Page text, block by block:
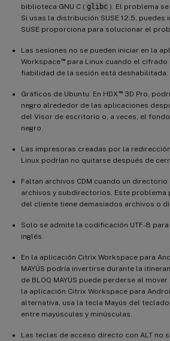
biblioteca GNU C ( glibc ). El problema
Si usas la distribución SUSE 12.5, puedes
SUSE proporciona para solucionar el
Las sesiones no se pueden iniciar en la
Workspace™para Linux cuando el cifrado
fiabilidad de la sesión está deshabilitada.
Gráficos de Ubuntu: En HDX ™3D Pro,
negro alrededor de las aplicaciones
del Visor de escritorio o, a veces, el
negro.
Las impresoras creadas por la
Linux podrían no quitarse después de
Faltan archivos CDM cuando un
archivos y subdirectorios. Este
del cliente tiene demasiados archivos o
Solo se admite la codificación UTF-8
inglés.
En la aplicación Citrix Workspace para
MAYÚS podría invertirse durante la
de BLOQ MAYÚS puede perderse al
la aplicación Citrix Workspace para
alternativa, usa la tecla Mayús del
entre mayúsculas y minúsculas.
Las teclas de acceso directo con ALT no